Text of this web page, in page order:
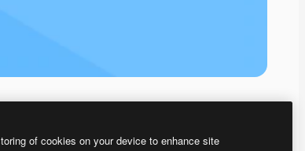
of cookies on your device to enhance site